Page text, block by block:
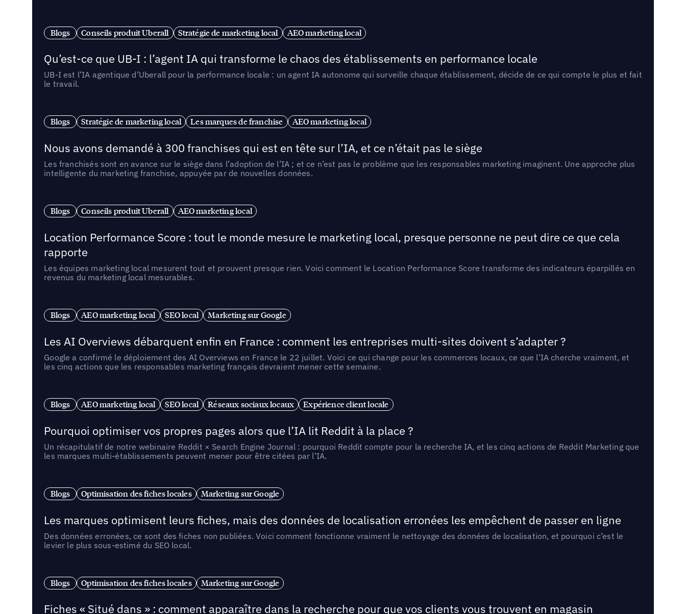
Blogs Conseils produit Uberall Stratégie de marketing local AEO marketing local
Qu’est-ce que UB-I : l’agent IA qui transforme le chaos des établissements en performance locale
UB-I est l’IA agentique d’Uberall pour la performance locale : un agent IA autonome qui surveille chaque établissement, décide de ce qui compte le plus et fait
le travail.
Blogs Stratégie de marketing local Les marques de franchise AEO marketing local
Nous avons demandé à 300 franchises qui est en tête sur l’IA, et ce n’était pas le siège
Les franchisés sont en avance sur le siège dans l’adoption de l’IA ; et ce n’est pas le problème que les responsables marketing imaginent. Une approche plus
intelligente du marketing franchise, appuyée par de nouvelles données.
Blogs Conseils produit Uberall AEO marketing local
Location Performance Score : tout le monde mesure le marketing local, presque personne ne peut dire ce que cela
rapporte
Les équipes marketing local mesurent tout et prouvent presque rien. Voici comment le Location Performance Score transforme des indicateurs éparpillés en
revenus du marketing local mesurables.
Blogs AEO marketing local SEO local Marketing sur Google
Les AI Overviews débarquent enfin en France : comment les entreprises multi-sites doivent s’adapter ?
Google a confirmé le déploiement des AI Overviews en France le 22 juillet. Voici ce qui change pour les commerces locaux, ce que l’IA cherche vraiment, et
les cinq actions que les responsables marketing français devraient mener cette semaine.
Blogs AEO marketing local SEO local Réseaux sociaux locaux Expérience client locale
Pourquoi optimiser vos propres pages alors que l’IA lit Reddit à la place ?
Un récapitulatif de notre webinaire Reddit × Search Engine Journal : pourquoi Reddit compte pour la recherche IA, et les cinq actions de Reddit Marketing que
les marques multi-établissements peuvent mener pour être citées par l’IA.
Blogs Optimisation des fiches locales Marketing sur Google
Les marques optimisent leurs fiches, mais des données de localisation erronées les empêchent de passer en ligne
Des données erronées, ce sont des fiches non publiées. Voici comment fonctionne vraiment le nettoyage des données de localisation, et pourquoi c’est le
levier le plus sous-estimé du SEO local.
Blogs Optimisation des fiches locales Marketing sur Google
Fiches « Situé dans » : comment apparaître dans la recherche pour que vos clients vous trouvent en magasin